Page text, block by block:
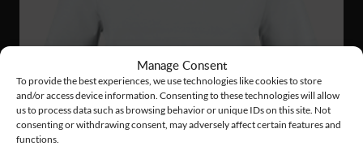
Manage Consent
To provide the best experiences, we use technologies like cookies to store
and/or access device information. Consenting to these technologies will allow
us to process data such as browsing behavior or unique IDs on this site. Not
consenting or withdrawing consent, may adversely affect certain features and
functions.